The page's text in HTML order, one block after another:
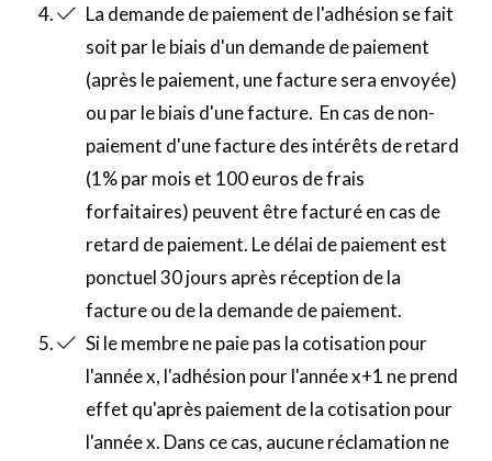
La demande de paiement de l'adhésion se fait
soit par le biais d'un demande de paiement
(après le paiement, une facture sera envoyée)
ou par le biais d'une facture. En cas de non-
paiement d'une facture des intérêts de retard
(1% par mois et 100 euros de frais
forfaitaires) peuvent être facturé en cas de
retard de paiement. Le délai de paiement est
ponctuel 30 jours après réception de la
facture ou de la demande de paiement.
Si le membre ne paie pas la cotisation pour
l'année x, l'adhésion pour l'année x+1 ne prend
effet qu'après paiement de la cotisation pour
l'année x. Dans ce cas, aucune réclamation ne